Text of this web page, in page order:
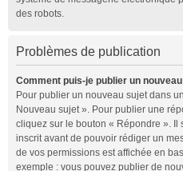
des robots.
Problèmes de publication
Comment puis-je publier un
Pour publier un nouveau sujet dans
Nouveau sujet ». Pour publier une
cliquez sur le bouton « Répondre ». Il
inscrit avant de pouvoir rédiger un
de vos permissions est affichée en
exemple : vous pouvez publier de